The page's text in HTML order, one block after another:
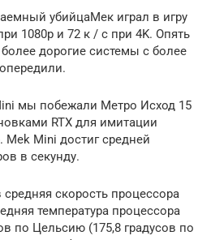
убийцаМек играл в игру
1080p и 72 к / с при 4K. Опять
дорогие системы с более
мы побежали Метро Исход 15
RTX для имитации
Mek Mini достиг средней
в секунду.
скорость процессора
температура процессора
по Цельсию (175,8 градусов по